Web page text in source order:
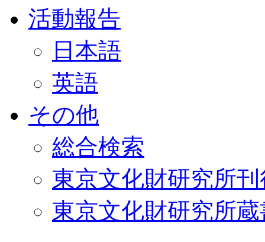
活動報告
日本語
英語
その他
総合検索
東京文化財研究所
東京文化財研究所